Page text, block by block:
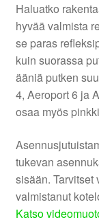
Haluatko
hyvää valmista
se paras
kuin suorassa
ääniä putken
4, Aeroport 6 ja
osaa myös
tukevan
sisään.
valmistanut
Katso